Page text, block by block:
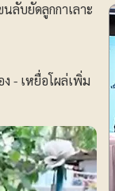
ลับยัดลูกกาเลาะ
- เหยื่อโผล่เพิ่ม